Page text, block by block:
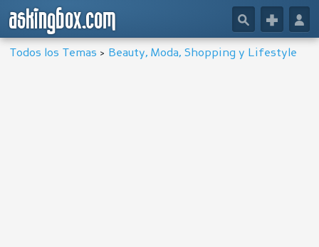
askingbox.com 👤
+
🔎
Todos los Temas > Beauty, Moda, Shopping y Lifestyle